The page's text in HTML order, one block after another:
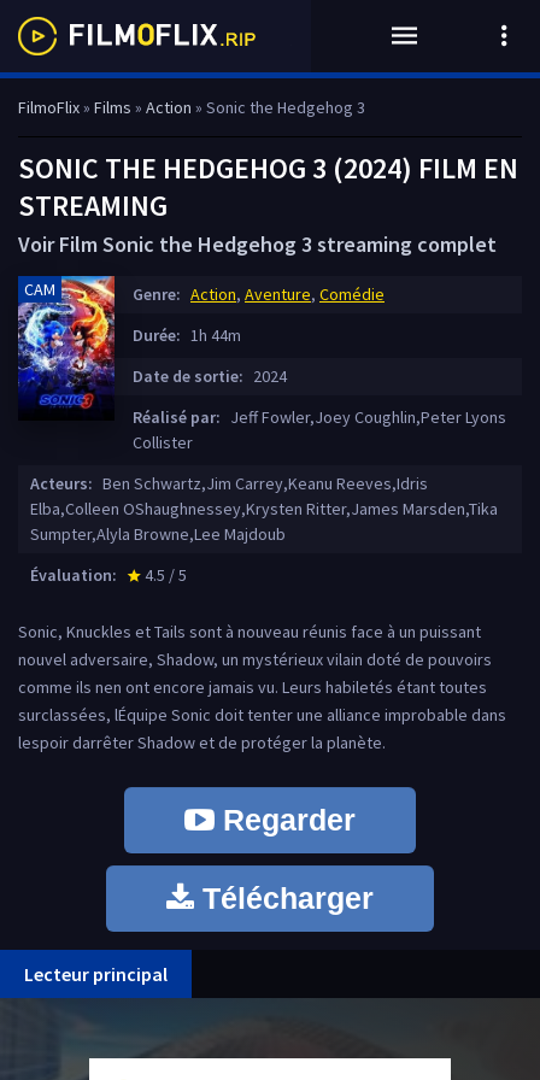
FilmoFlix» Films » Action » Sonic the Hedgehog 3
SONIC THE HEDGEHOG 3 (2024) FILM EN
STREAMING
Voir Film Sonic the Hedgehog 3 streaming complet
CAM Genre: Action, Aventure, Comédie
Durée: 1h 44m
Date de sortie: 2024
Réalisé par: Jeff Fowler,Joey Coughlin,Peter Lyons
Collister
Acteurs: Ben Schwartz,Jim Carrey,Keanu Reeves,Idris
Elba,Colleen OShaughnessey,Krysten Ritter,James Marsden,Tika
Sumpter,Alyla Browne,Lee Majdoub
Évaluation:
star_rate
4.5 / 5
Sonic, Knuckles et Tails sont à nouveau réunis face à un puissant
nouvel adversaire, Shadow, un mystérieux vilain doté de pouvoirs
comme ils nen ont encore jamais vu. Leurs habiletés étant toutes
surclassées, lÉquipe Sonic doit tenter une alliance improbable dans
lespoir darrêter Shadow et de protéger la planète.
Regarder
Télécharger
Lecteur principal